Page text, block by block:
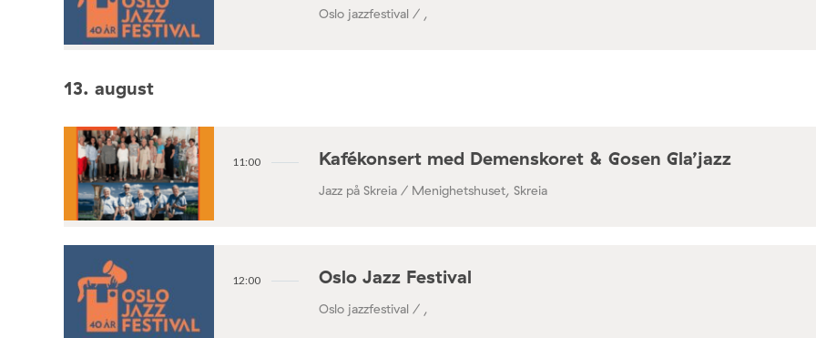
Oslo jazzfestival / ,
13. august
11:00 Kafékonsert med Demenskoret & Gosen Gla’jazz
Jazz på Skreia / Menighetshuset, Skreia
12:00 Oslo Jazz Festival
Oslo jazzfestival / ,